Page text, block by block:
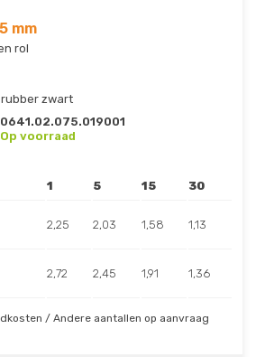
mm
rol
zwart
0641.02.075.019001
Op voorraad
1 5 15 30
2,25 2,03 1,58 1,13
2,72 2,45 1,91 1,36
/ Andere aantallen op aanvraag